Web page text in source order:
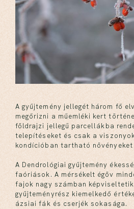
A gyűjtemény jellegét három fő
megőrizni a műemléki kert
földrajzi jellegű parcellákba
telepítéseket és csak a
kondícióban tartható növényeket
A Dendrológiai gyűjtemény
faóriások. A mérsékelt égöv
fajok nagy számban
gyűjteményrész kiemelkedő
ázsiai fák és cserjék sokasága.